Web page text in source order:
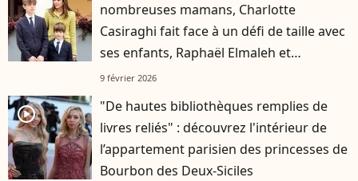
nombreuses mamans, Charlotte
Casiraghi fait face à un défi de taille avec
ses enfants, Raphaël Elmaleh et
Balthazar Rassam
9 février 2026
player2
"De hautes bibliothèques remplies de
livres reliés" : découvrez l'intérieur de
l’appartement parisien des princesses de
Bourbon des Deux-Siciles